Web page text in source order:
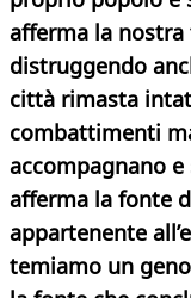
afferma la nostra
distruggendo
città rimasta
combattimenti
accompagnano
afferma la fonte
appartenente
temiamo un